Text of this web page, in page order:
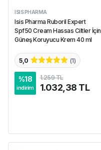
ISIS PHARMA
Isis Pharma Ruboril Expert
Spf50 Cream Hassas Ciltler İçin
Güneş Koruyucu Krem 40 ml
5,0 (1)
%18
indirim
1.259 TL
1.032,38 TL